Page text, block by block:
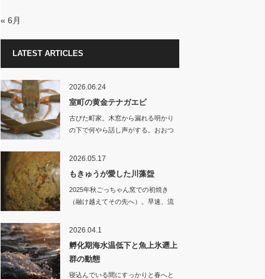
« 6月
LATEST ARTICLES
2026.06.24
室町の黄金テナガエビ
古びた町家。木窓から漏れる明かり
の下で何やら話し声がする。おおつ
2026.05.17
もきゅうが愛した川藻盌
2025年秋ごっちゃん窯での初焼き
（融け越えてその先へ）。早速、流
2026.04.1
孵化期海水温低下と魚上氷遡上
群の動態
寝込んでいる間にすっかりと春へと